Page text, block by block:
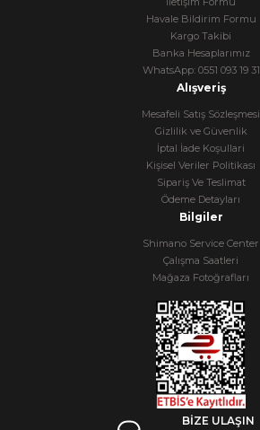
Havale Bildirim Formu
Kargo Takibi
Banka Hesaplarımız
WhatsApp: 0551 093 19 31
Alışveriş
Mesafeli Satış Sözleşmesi
Gizlilik ve Güvenlik
İptal İade Koşullari
Kişisel Veriler Politikası
Sipariş Ve Teslimat
Ödeme Detayları
Bilgiler
Shimano Service Center
Çalışma Saatleri
Mağaza Fotoğrafları
BİZE ULAŞIN